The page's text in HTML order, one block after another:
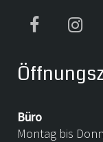
Büro
Montag bis